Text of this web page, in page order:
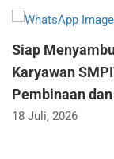
Siap
Karyawan
Pembinaan
18 Juli, 2026